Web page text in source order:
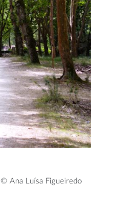
© Ana Luísa Figueiredo